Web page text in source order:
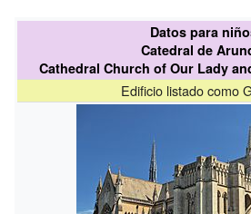
Datos para
Catedral de
Cathedral Church of Our Lady
Edificio listado como